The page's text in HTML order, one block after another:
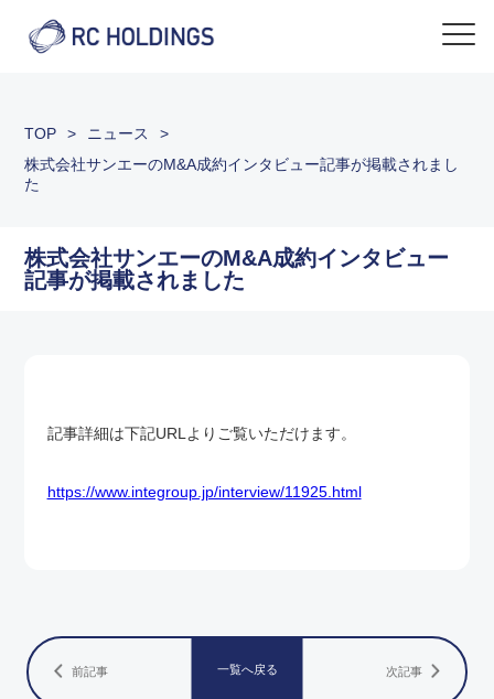
TOP > ニュース
>
株式会社サンエーのM&A成約インタビュー記事が掲載されまし
た
株式会社サンエーのM&A成約インタビュー
記事が掲載されました
記事詳細は下記URLよりご覧いただけます。
https://www.integroup.jp/interview/11925.html
前記事 一覧へ戻る 次記事